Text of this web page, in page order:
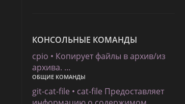
КОНСОЛЬНЫЕ КОМАНДЫ
cpio • Копирует файлы в архив/из
архива. …
ОБЩИЕ КОМАНДЫ
git-cat-file • cat-file Предоставляет